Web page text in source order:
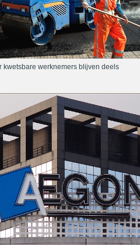
kwetsbare werknemers blijven deels